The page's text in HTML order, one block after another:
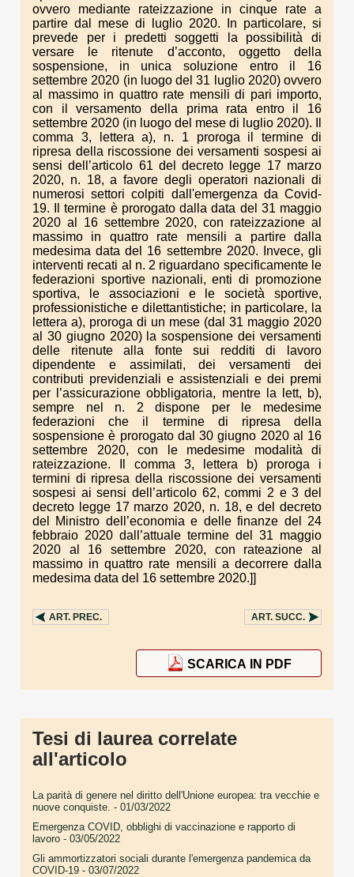
ovvero mediante rateizzazione in cinque rate a
partire dal mese di luglio 2020. In particolare, si
prevede per i predetti soggetti la possibilità di
versare le ritenute d’acconto, oggetto della
sospensione, in unica soluzione entro il 16
settembre 2020 (in luogo del 31 luglio 2020) ovvero
al massimo in quattro rate mensili di pari importo,
con il versamento della prima rata entro il 16
settembre 2020 (in luogo del mese di luglio 2020). Il
comma 3, lettera a), n. 1 proroga il termine di
ripresa della riscossione dei versamenti sospesi ai
sensi dell’articolo 61 del decreto legge 17 marzo
2020, n. 18, a favore degli operatori nazionali di
numerosi settori colpiti dall'emergenza da Covid-
19. Il termine è prorogato dalla data del 31 maggio
2020 al 16 settembre 2020, con rateizzazione al
massimo in quattro rate mensili a partire dalla
medesima data del 16 settembre 2020. Invece, gli
interventi recati al n. 2 riguardano specificamente le
federazioni sportive nazionali, enti di promozione
sportiva, le associazioni e le società sportive,
professionistiche e dilettantistiche; in particolare, la
lettera a), proroga di un mese (dal 31 maggio 2020
al 30 giugno 2020) la sospensione dei versamenti
delle ritenute alla fonte sui redditi di lavoro
dipendente e assimilati, dei versamenti dei
contributi previdenziali e assistenziali e dei premi
per l’assicurazione obbligatoria, mentre la lett, b),
sempre nel n. 2 dispone per le medesime
federazioni che il termine di ripresa della
sospensione è prorogato dal 30 giugno 2020 al 16
settembre 2020, con le medesime modalità di
rateizzazione. Il comma 3, lettera b) proroga i
termini di ripresa della riscossione dei versamenti
sospesi ai sensi dell’articolo 62, commi 2 e 3 del
decreto legge 17 marzo 2020, n. 18, e del decreto
del Ministro dell’economia e delle finanze del 24
febbraio 2020 dall’attuale termine del 31 maggio
2020 al 16 settembre 2020, con rateazione al
massimo in quattro rate mensili a decorrere dalla
medesima data del 16 settembre 2020.]]
ART. PREC. ART. SUCC.
SCARICA IN PDF
Tesi di laurea correlate
all'articolo
La parità di genere nel diritto dell'Unione europea: tra vecchie e
nuove conquiste. - 01/03/2022
Emergenza COVID, obblighi di vaccinazione e rapporto di
lavoro - 03/05/2022
Gli ammortizzatori sociali durante l'emergenza pandemica da
COVID-19 - 03/07/2022